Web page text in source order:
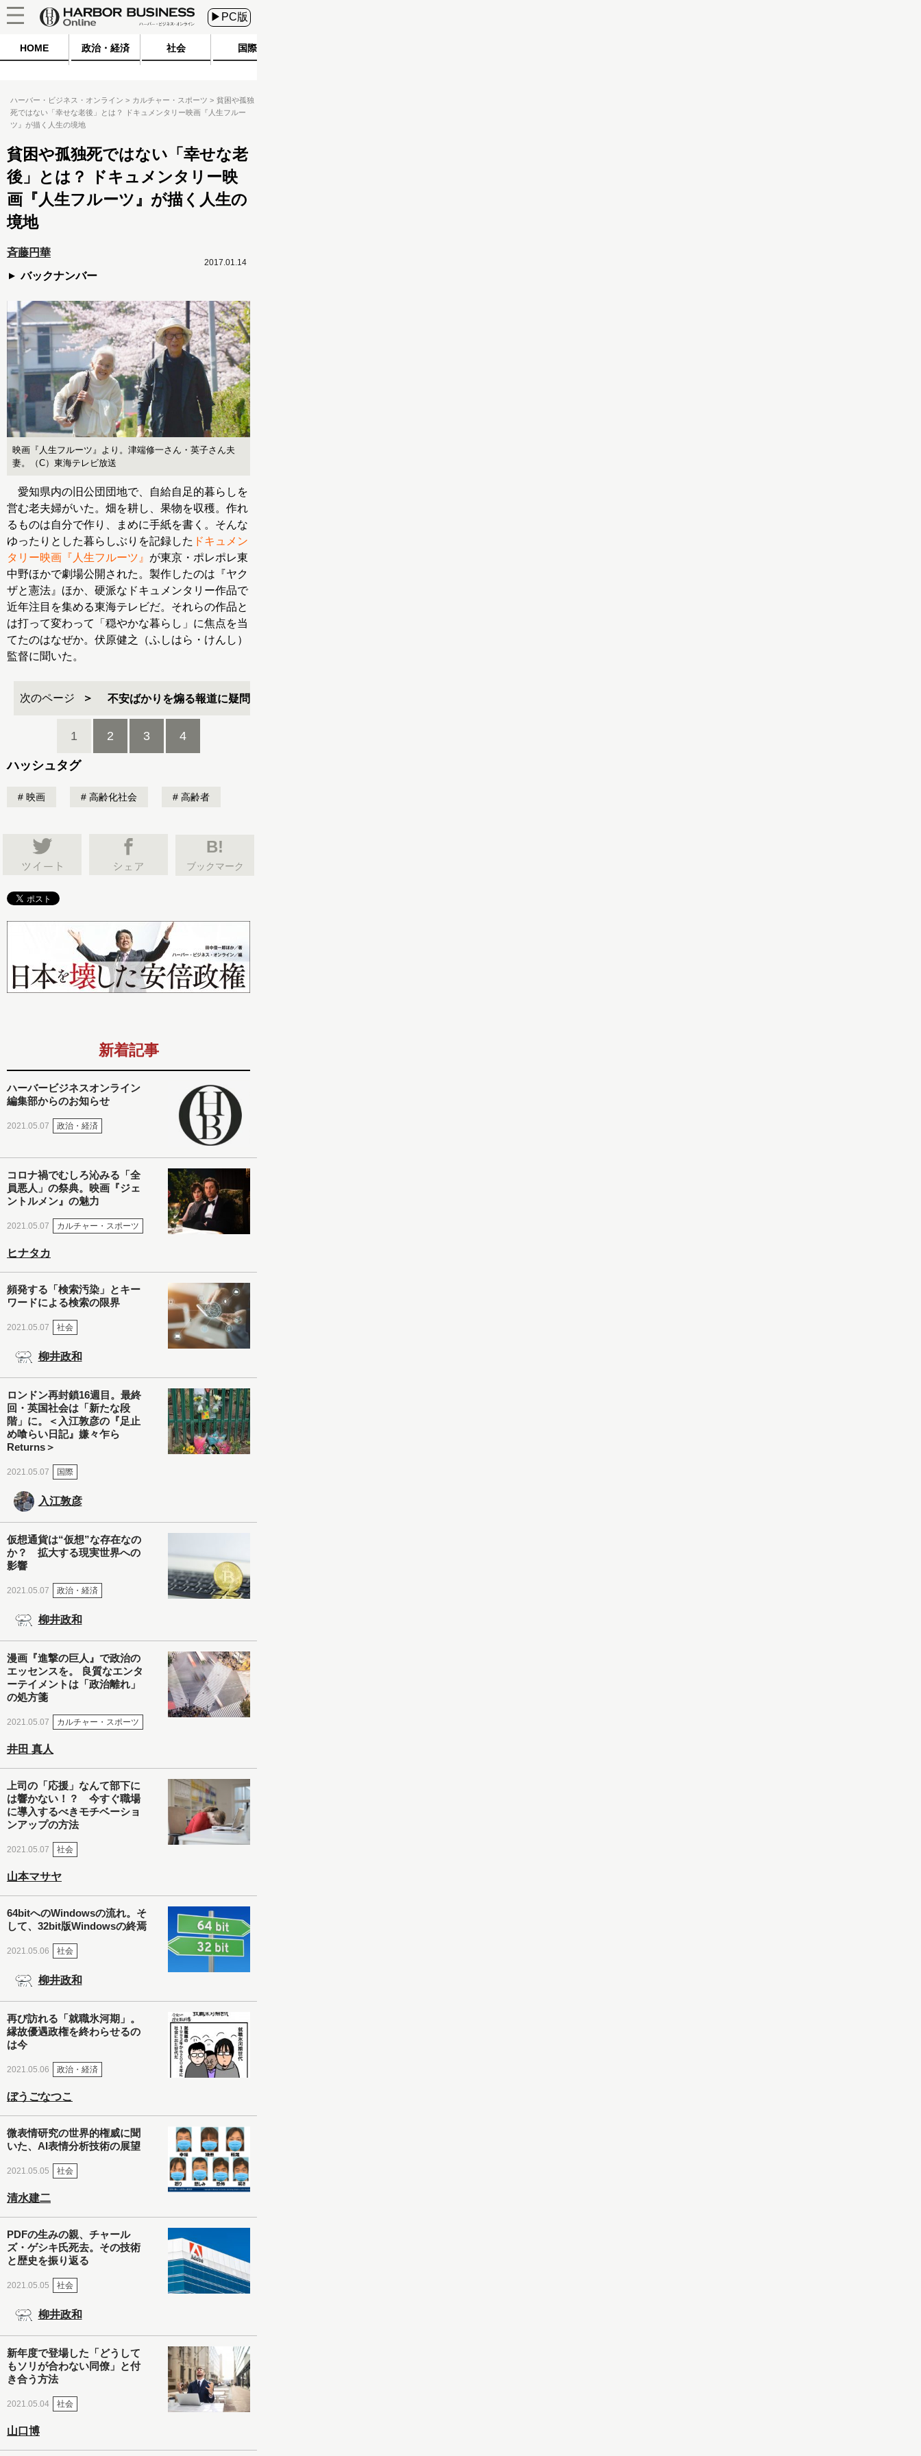
▶PC版
HOME 政治・経済 社会 国際
ハーバー・ビジネス・オンライン カルチャー・スポーツ
貧困や孤独
死ではない「幸せな老後」とは？ ドキュメンタリー映画『人生フルー
ツ』が描く人生の境地
貧困や孤独死ではない「幸せな老
後」とは？ ドキュメンタリー映
画『人生フルーツ』が描く人生の
境地
斉藤円華
バックナンバー
2017.01.14
映画『人生フルーツ』より。津端修一さん・英子さん夫
妻。（C）東海テレビ放送
愛知県内の旧公団団地で、自給自足的暮らしを
営む老夫婦がいた。畑を耕し、果物を収穫。作れ
るものは自分で作り、まめに手紙を書く。そんな
ゆったりとした暮らしぶりを記録した ドキュメン
タリー映画『人生フルーツ』 が東京・ポレポレ東
中野ほかで劇場公開された。製作したのは『ヤク
ザと憲法』ほか、硬派なドキュメンタリー作品で
近年注目を集める東海テレビだ。それらの作品と
は打って変わって「穏やかな暮らし」に焦点を当
てたのはなぜか。伏原健之（ふしはら・けんし）
監督に聞いた。
次のページ 不安ばかりを煽る報道に疑問
1 2 3 4
ハッシュタグ
映画 高齢化社会 高齢者
B!
ブックマーク
新着記事
ハーバービジネスオンライン
編集部からのお知らせ
2021.05.07 政治・経済
コロナ禍でむしろ沁みる「全
員悪人」の祭典。映画『ジェ
ントルメン』の魅力
2021.05.07 カルチャー・スポーツ
ヒナタカ
頻発する「検索汚染」とキー
ワードによる検索の限界
2021.05.07 社会
柳井政和
ロンドン再封鎖16週目。最終
回・英国社会は「新たな段
階」に。＜入江敦彦の『足止
め喰らい日記』嫌々乍ら
Returns＞
2021.05.07 国際
入江敦彦
仮想通貨は“仮想”な存在なの
か？ 拡大する現実世界への
影響
2021.05.07 政治・経済
柳井政和
漫画『進撃の巨人』で政治の
エッセンスを。 良質なエンタ
ーテイメントは「政治離れ」
の処方箋
2021.05.07 カルチャー・スポーツ
井田 真人
上司の「応援」なんて部下に
は響かない！？ 今すぐ職場
に導入するべきモチベーショ
ンアップの方法
2021.05.07 社会
山本マサヤ
64bitへのWindowsの流れ。そ
して、32bit版Windowsの終焉
2021.05.06 社会
柳井政和
再び訪れる「就職氷河期」。
縁故優遇政権を終わらせるの
は今
2021.05.06 政治・経済
ぼうごなつこ
微表情研究の世界的権威に聞
いた、AI表情分析技術の展望
2021.05.05 社会
清水建二
PDFの生みの親、チャール
ズ・ゲシキ氏死去。その技術
と歴史を振り返る
2021.05.05 社会
柳井政和
新年度で登場した「どうして
もソリが合わない同僚」と付
き合う方法
2021.05.04 社会
山口博